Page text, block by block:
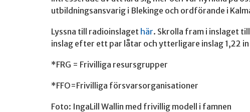
utbildningsansvarig i Blekinge och ordförande i
Lyssna till radioinslaget här. Skrolla fram i inslaget
inslag efter ett par låtar och ytterligare inslag 1,22
*FRG = Frivilliga resursgrupper
*FFO=Frivilliga försvarsorganisationer
Foto: IngaLill Wallin med frivillig modell i famnen